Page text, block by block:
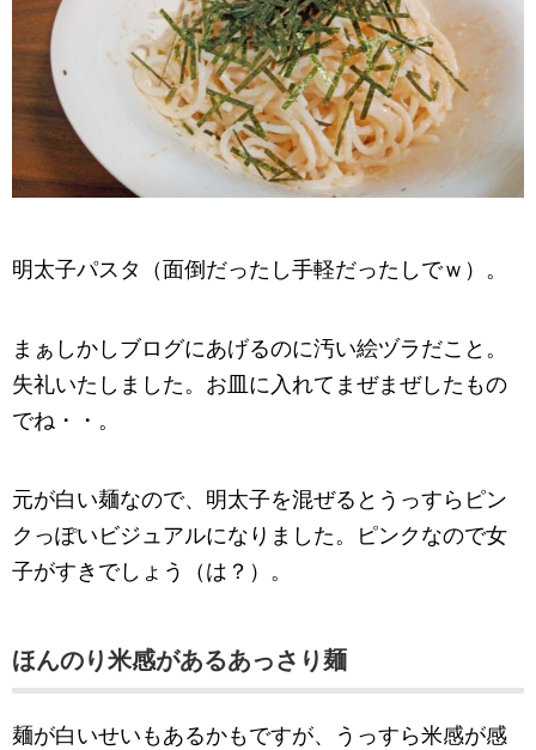
明太子パスタ（面倒だったし手軽だったしでｗ）。
まぁしかしブログにあげるのに汚い絵ヅラだこと。
失礼いたしました。お皿に入れてまぜまぜしたもの
でね・・。
元が白い麺なので、明太子を混ぜるとうっすらピン
クっぽいビジュアルになりました。ピンクなので女
子がすきでしょう（は？）。
ほんのり米感があるあっさり麺
麺が白いせいもあるかもですが、うっすら米感が感